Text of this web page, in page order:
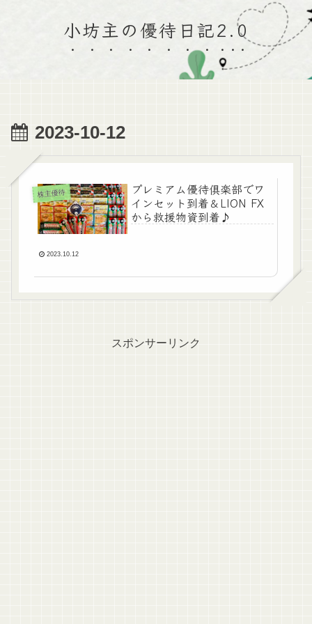
小坊主の優待日記2.0
2023-10-12
株主優待
プレミアム優待俱楽部でワ
インセット到着＆LION FX
から救援物資到着♪
2023.10.12
スポンサーリンク